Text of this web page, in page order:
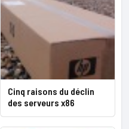
Cinq raisons du déclin
des serveurs x86